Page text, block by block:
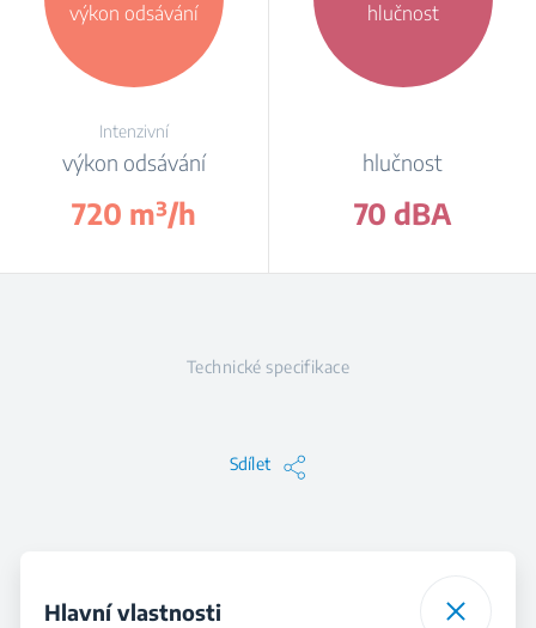
výkon odsávání
Intenzivní
výkon odsávání
720 m³/h
hlučnost
hlučnost
70 dBA
Technické specifikace
Sdílet
Hlavní vlastnosti